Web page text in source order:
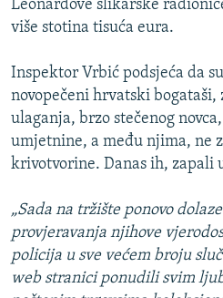
Leonardove slikarske
više stotina tisuća eura.
Inspektor Vrbić podsjeća da
novopečeni hrvatski
ulaganja, brzo stečenog
umjetnine, a među njima, ne
krivotvorine. Danas ih, zapali
„Sada na tržište ponovo
provjeravanja njihove
policija u sve većem broju
web stranici ponudili svim